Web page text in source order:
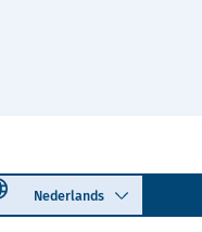
0511 - 725 042
language